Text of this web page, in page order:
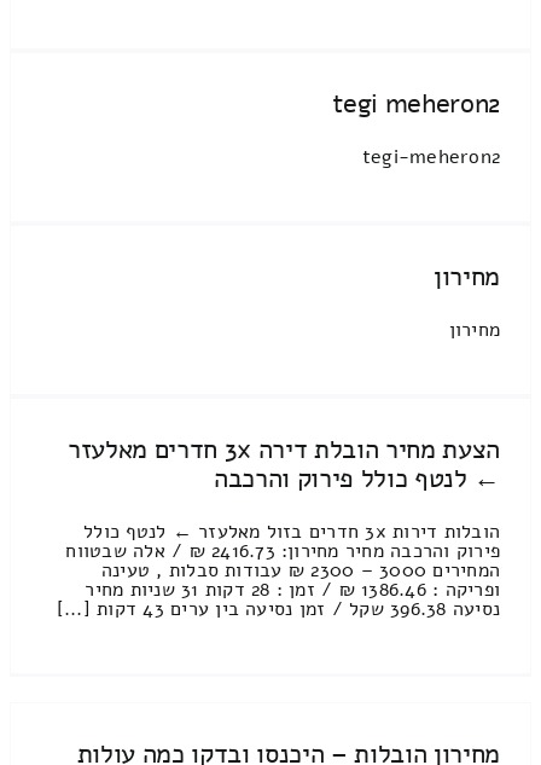
tegi meheron2
tegi-meheron2
מחירון
מחירון
הצעת מחיר הובלת דירה 3x חדרים מאלעזר
← לנטף כולל פירוק והרכבה
הובלות דירות 3x חדרים בזול מאלעזר ← לנטף כולל
פירוק והרכבה מחיר מחירון: 2416.73 ₪ / אלה שבטווח
המחירים 3000 – 2300 ₪ עבודות סבלות , טעינה
ופריקה : 1386.46 ₪ / זמן : 28 דקות 31 שניות מחיר
נסיעה 396.38 שקל / זמן נסיעה בין ערים 43 דקות [...]
מחירון הובלות – היכנסו ובדקו כמה עולות